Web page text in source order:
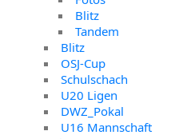
Blitz
Tandem
Blitz
OSJ-Cup
Schulschach
U20 Ligen
DWZ_Pokal
U16 Mannschaft